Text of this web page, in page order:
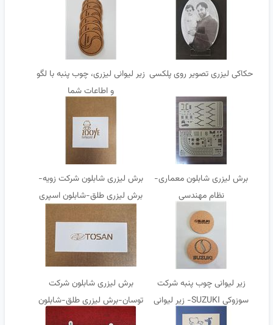
رنگ-برش کلیشه
حکاکی لیزری تصویر روی پلکسی زیر لیوانی لیزری، چوب پنبه با لگو
و اطاعات شما
برش لیزری شابلون معماری-
نظام مهندسی
برش لیزری شابلون شرکت زویه-
برش لیزری طلق-شابلون اسپری
زیر لیوانی چوب پنبه شرکت
سوزوکی SUZUKI- زیر لیوانی
لیزری با لگو و اطاعات شما
برش لیزری شابلون شرکت
توسان-برش لیزری طلق-شابلون
اسپری رنگ